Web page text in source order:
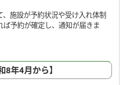
施設が予約状況や受け入れ体制
予約が確定し、通知が届きま
年4月から】